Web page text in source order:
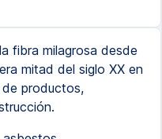
fibra milagrosa desde
mitad del siglo XX en
productos,